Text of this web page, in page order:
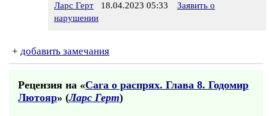
Ларс Герт 18.04.2023 05:33
Заявить о
нарушении
+ добавить замечания
Рецензия на «Сага о распрях. Глава 8. Годомир
Лютояр» (Ларс Герт)